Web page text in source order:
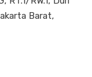
Barat,